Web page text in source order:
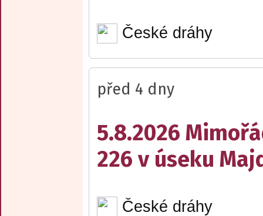
České dráhy
před 4 dny
5.8.2026
226 v úseku
České dráhy